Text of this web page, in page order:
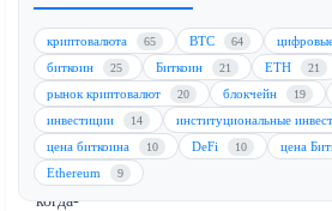
США,
набирают
популярность.
Рынок
криптовалют,
который
когда-
криптовалюта 65 BTC 64
биткоин 25 Биткоин 21 ETH 21
рынок криптовалют 20 блокчейн 19
инвестиции 14 институциональные
цена биткоина 10 DeFi 10 цена
Ethereum 9